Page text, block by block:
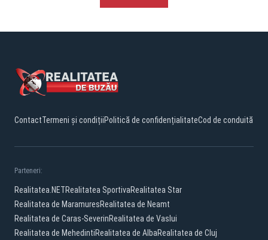
ContactTermeni și condițiiPolitică de confidențialitateCod de conduită
Parteneri:
Realitatea.NETRealitatea SportivaRealitatea Star
Realitatea de MaramuresRealitatea de Neamt
Realitatea de Caras-SeverinRealitatea de Vaslui
Realitatea de MehedintiRealitatea de AlbaRealitatea de Cluj